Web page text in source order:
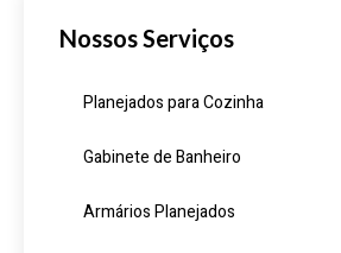
Nossos Serviços
Planejados para Cozinha
Gabinete de Banheiro
Armários Planejados